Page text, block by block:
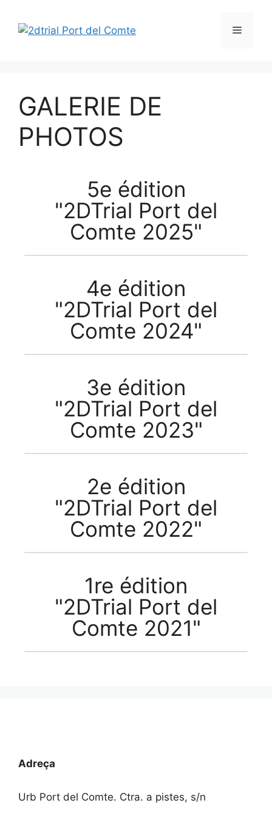
GALERIE DE
PHOTOS
5e édition
"2DTrial Port del
Comte 2025"
4e édition
"2DTrial Port del
Comte 2024"
3e édition
"2DTrial Port del
Comte 2023"
2e édition
"2DTrial Port del
Comte 2022"
1re édition
"2DTrial Port del
Comte 2021"
Adreça
Urb Port del Comte. Ctra. a pistes, s/n